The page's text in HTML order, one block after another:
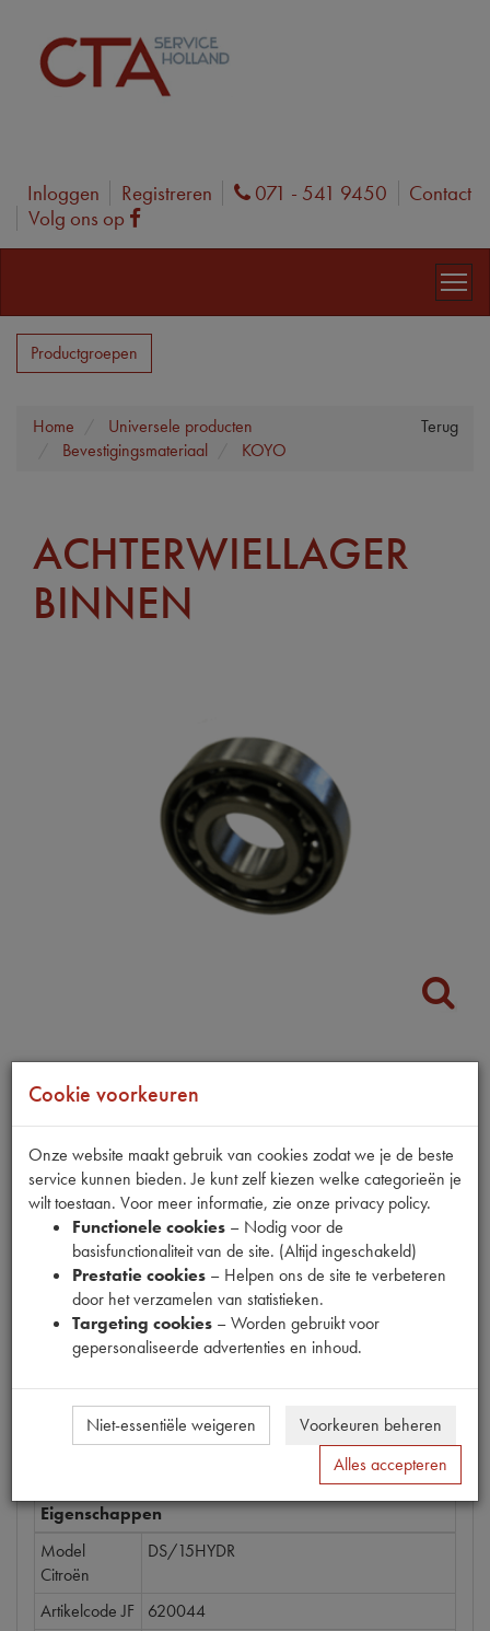
Inloggen Registreren Phone
071 - 541 9450
Contact
Volg ons op
Facebook
Productgroepen
Terug
Home
Universele producten
Bevestigingsmateriaal
KOYO
ACHTERWIELLAGER
BINNEN
KOYO
Productnummer
1320471
Prijs
41,75 (€34,50excl. btw)
Dit product kan op dit moment niet besteld worden
Mail ons
Specificaties Omschrijving
Eigenschappen
Model
Citroën
DS/15HYDR
Artikelcode JF
620044
Cookie voorkeuren
Onze website maakt gebruik van cookies zodat we je de beste
service kunnen bieden. Je kunt zelf kiezen welke categorieën je
wilt toestaan. Voor meer informatie, zie onze privacy policy.
Functionele cookies – Nodig voor de
basisfunctionaliteit van de site. (Altijd ingeschakeld)
Prestatie cookies – Helpen ons de site te verbeteren
door het verzamelen van statistieken.
Targeting cookies – Worden gebruikt voor
gepersonaliseerde advertenties en inhoud.
Niet-essentiële weigeren
Voorkeuren beheren
Alles accepteren